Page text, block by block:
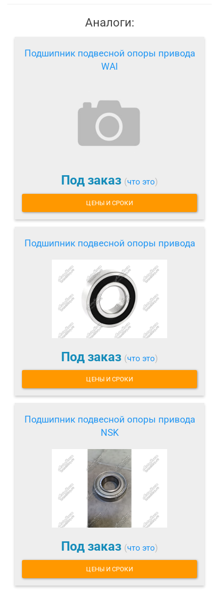
Аналоги:
Подшипник подвесной опоры привода
WAI
Под заказ (что это)
ЦЕНЫ И СРОКИ
Подшипник подвесной опоры привода
Под заказ (что это)
ЦЕНЫ И СРОКИ
Подшипник подвесной опоры привода
NSK
Под заказ (что это)
ЦЕНЫ И СРОКИ